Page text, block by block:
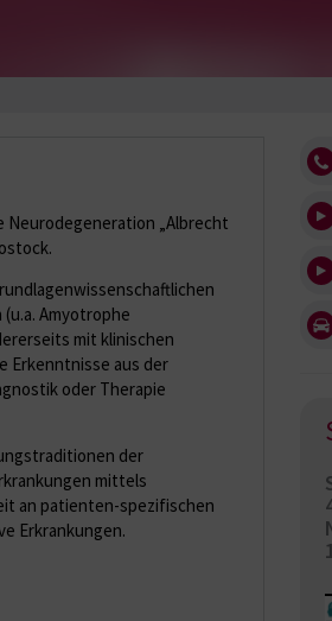
Neurodegeneration „Albrecht
Amyotrophe
mit klinischen
Erkenntnisse aus der
oder Therapie
der
mittels
an patienten-spezifischen
Erkrankungen.